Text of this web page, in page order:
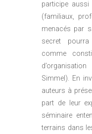
participe
(familiaux,
menacés par
secret pourra
comme
Simmel). En
auteurs à
part de leur
séminaire
terrains dans